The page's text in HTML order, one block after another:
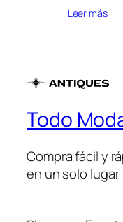
Leer más
Todo
Compra fácil y
en un solo lugar